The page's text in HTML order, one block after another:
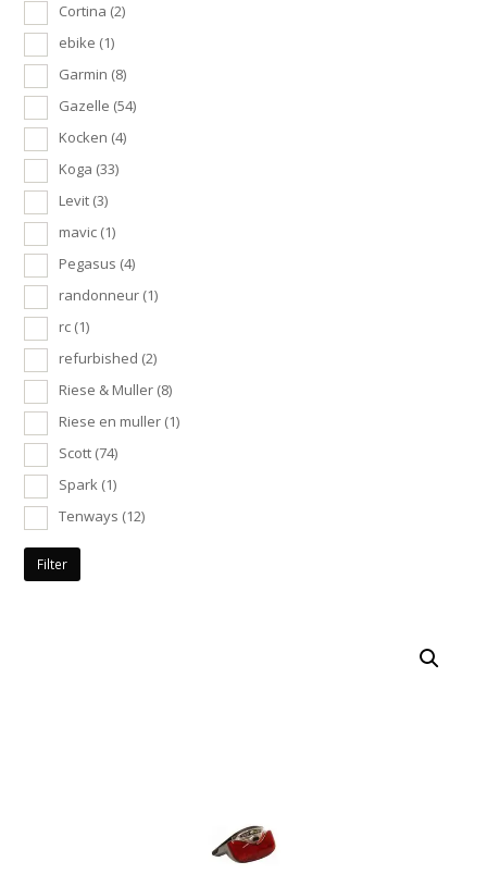
Cortina (2)
ebike (1)
Garmin (8)
Gazelle (54)
Kocken (4)
Koga (33)
Levit (3)
mavic (1)
Pegasus (4)
randonneur (1)
rc (1)
refurbished (2)
Riese & Muller (8)
Riese en muller (1)
Scott (74)
Spark (1)
Tenways (12)
Filter